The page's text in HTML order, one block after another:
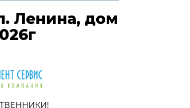
Ленина, дом